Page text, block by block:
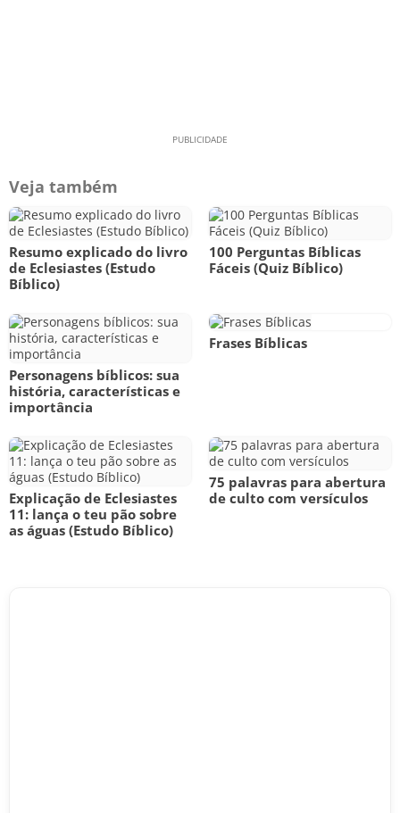
Veja também
Resumo explicado do livro
de Eclesiastes (Estudo
Bíblico)
100 Perguntas Bíblicas
Fáceis (Quiz Bíblico)
Personagens bíblicos: sua
história, características e
importância
Frases Bíblicas
Explicação de Eclesiastes
11: lança o teu pão sobre
as águas (Estudo Bíblico)
75 palavras para abertura
de culto com versículos